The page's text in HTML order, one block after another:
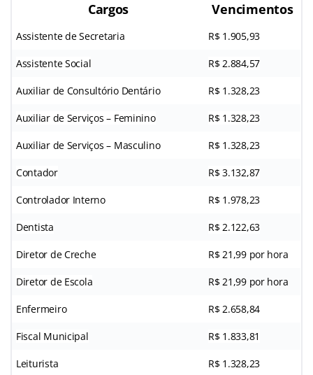
Cargos Vencimentos
Assistente de Secretaria R$ 1.905,93
Assistente Social R$ 2.884,57
Auxiliar de Consultório Dentário R$ 1.328,23
Auxiliar de Serviços – Feminino R$ 1.328,23
Auxiliar de Serviços – Masculino R$ 1.328,23
Contador R$ 3.132,87
Controlador Interno R$ 1.978,23
Dentista R$ 2.122,63
Diretor de Creche R$ 21,99 por hora
Diretor de Escola R$ 21,99 por hora
Enfermeiro R$ 2.658,84
Fiscal Municipal R$ 1.833,81
Leiturista R$ 1.328,23